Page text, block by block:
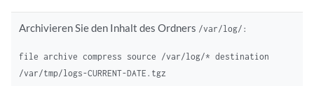
Archivieren Sie den Inhalt des Ordners /var/log/:
file archive compress source /var/log/* destination
/var/tmp/logs-CURRENT-DATE.tgz